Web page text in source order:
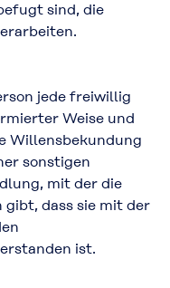
sind, die
jede freiwillig
Weise und
Willensbekundung
sonstigen
mit der die
dass sie mit der
ist.